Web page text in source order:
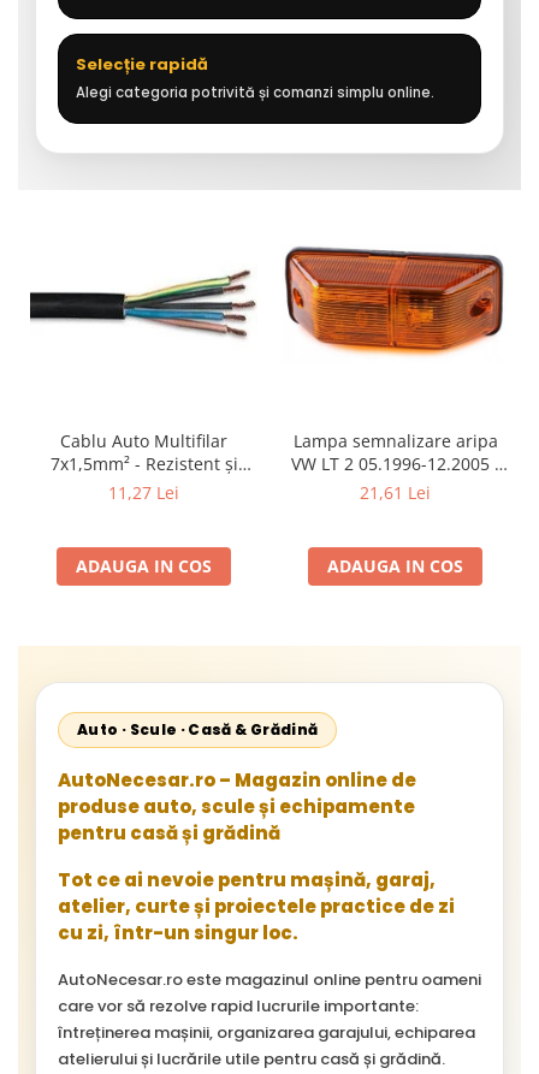
Selecție rapidă
Alegi categoria potrivită și comanzi simplu online.
Cablu Auto Multifilar
7x1,5mm² - Rezistent și
Flexibil pentru Remorci 12V-
11,27 Lei
ADAUGA IN COS
Lampa semnalizare aripa
VW LT 2 05.1996-12.2005 ;
Mercedes Sprinter 1995-
Neoplan Euroliner,
Starliner,Centroliner,
21,61 Lei
ADAUGA IN COS
Auto · Scule · Casă & Grădină
AutoNecesar.ro – Magazin online de
produse auto, scule și echipamente
pentru casă și grădină
Tot ce ai nevoie pentru mașină, garaj,
atelier, curte și proiectele practice de zi
cu zi, într-un singur loc.
AutoNecesar.ro este magazinul online pentru oameni
care vor să rezolve rapid lucrurile importante:
întreținerea mașinii, organizarea garajului, echiparea
atelierului și lucrările utile pentru casă și grădină.